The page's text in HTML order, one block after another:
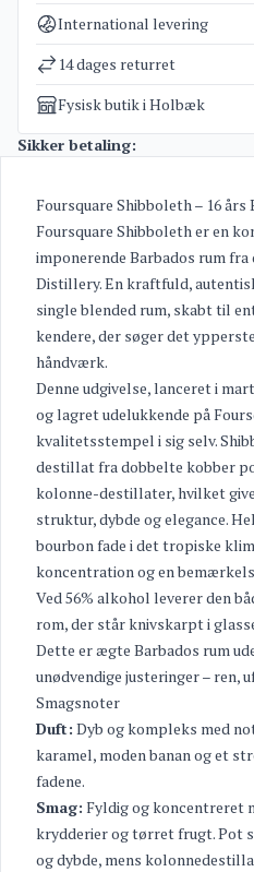
Kategorier
Vægt
1,5 kg
International levering
14 dages returret
Fysisk butik i Holbæk
Sikker betaling:
Foursquare Shibboleth – 16 års
Foursquare Shibboleth er en
imponerende Barbados rum
Distillery. En kraftfuld,
single blended rum, skabt til
kendere, der søger det
håndværk.
Denne udgivelse, lanceret i
og lagret udelukkende på
kvalitetsstempel i sig selv.
destillat fra dobbelte kobber
kolonne-destillater, hvilket
struktur, dybde og elegance.
bourbon fade i det tropiske
koncentration og en
Ved 56% alkohol leverer den
rom, der står knivskarpt i
Dette er ægte Barbados rum
unødvendige justeringer – ren,
Smagsnoter
Duft: Dyb og kompleks med
karamel, moden banan og et
fadene.
Smag: Fyldig og koncentreret
krydderier og tørret frugt.
og dybde, mens